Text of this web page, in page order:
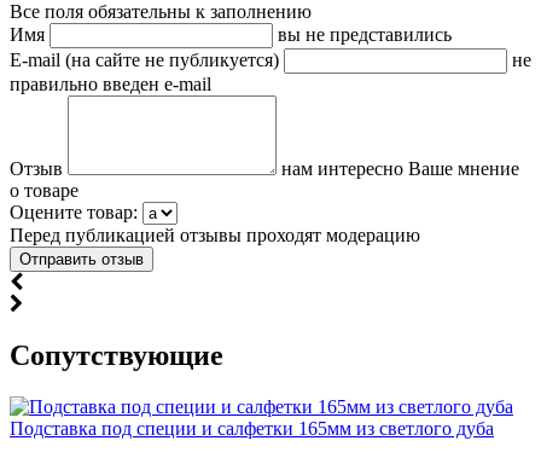
Все поля обязательны к заполнению
Имя
вы не представились
E-mail (на сайте не публикуется)
не
правильно введен e-mail
Отзыв
нам интересно Ваше мнение
о товаре
Оцените товар:
Перед публикацией отзывы проходят модерацию
Cопутствующие
Подставка под специи и салфетки 165мм из светлого дуба